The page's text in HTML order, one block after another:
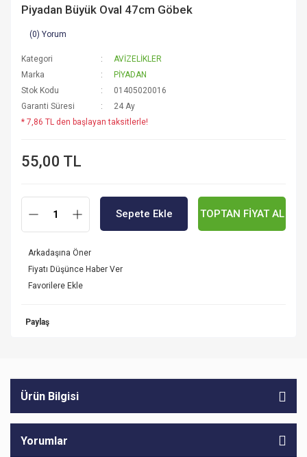
Piyadan Büyük Oval 47cm Göbek
(0) Yorum
Kategori
AVİZELİKLER
Marka
PİYADAN
Stok Kodu
01405020016
Garanti Süresi
24 Ay
* 7,86 TL den başlayan taksitlerle!
55,00 TL
Sepete Ekle TOPTAN FİYAT AL
Arkadaşına Öner
Fiyatı Düşünce Haber Ver
Paylaş
Ürün Bilgisi
Yorumlar